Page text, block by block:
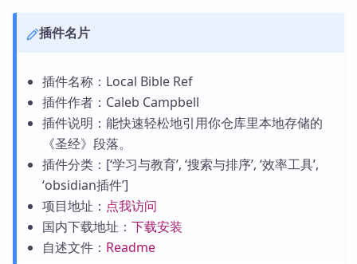
插件名片
插件名称：Local Bible Ref
插件作者：Caleb Campbell
插件说明：能快速轻松地引用你仓库里本地存储的
《圣经》段落。
插件分类：[‘学习与教育’, ‘搜索与排序’, ‘效率工具’,
‘obsidian插件’]
项目地址： 点我访问
国内下载地址： 下载安装
自述文件： Readme